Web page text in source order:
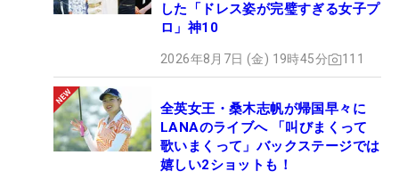
した「ドレス姿が完璧すぎる女子プ
ロ」神10
2026年8月7日 (金) 19時45分 111
全英女王・桑木志帆が帰国早々に
LANAのライブへ 「叫びまくって
歌いまくって」バックステージでは
嬉しい2ショットも！